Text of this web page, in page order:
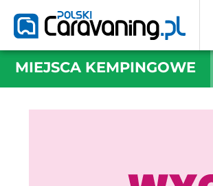
MIEJSCA KEMPINGOWE